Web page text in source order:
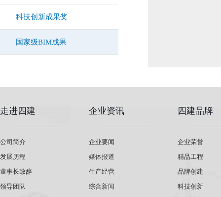
科技创新成果奖
国家级BIM成果
走进四建
公司简介
发展历程
董事长致辞
领导团队
企业资讯
企业要闻
媒体报道
生产经营
综合新闻
四建品牌
企业荣誉
精品工程
品牌创建
科技创新